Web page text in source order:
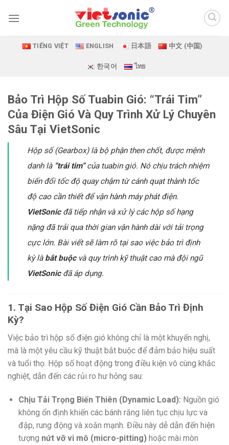
TIẾNG VIỆT ENGLISH 日本語 中文 (中国)
한국어 ไทย
Bảo Trì Hộp Số Tuabin Gió: “Trái Tim”
Của Điện Gió Và Quy Trình Xử Lý Chuyên
Sâu Tại VietSonic
Hộp số (Gearbox) là bộ phận then chốt, được mệnh
danh là “trái tim”của tuabin gió. Nó chịu trách nhiệm
biến đổi tốc độ quay chậm từ cánh quạt thành tốc
độ cao cần thiết để vận hành máy phát điện.
VietSonic đã tiếp nhận và xử lý các hộp số hạng
nặng đã trải qua thời gian vận hành dài với tải trọng
cực lớn. Bài viết sẽ làm rõ tại sao việc bảo trì định
kỳ là bắt buộcvà quy trình kỹ thuật cao mà đội ngũ
VietSonic đã áp dụng.
1. Tại Sao Hộp Số Điện Gió Cần Bảo Trì Định
Kỳ?
Việc bảo trì hộp số điện gió không chỉ là một khuyến nghị,
mà là một yêu cầu kỹ thuật bắt buộc để đảm bảo hiệu suất
và tuổi thọ. Hộp số hoạt động trong điều kiện vô cùng khắc
nghiệt, dẫn đến các rủi ro hư hỏng sau:
Chịu Tải Trọng Biến Thiên (Dynamic Load): Nguồn gió
không ổn định khiến các bánh răng liên tục chịu lực va
đập, rung động và xoắn mạnh. Điều này dễ dẫn đến hiện
tượng nứt vỡ vi mô (micro-pitting)hoặc mài mòn